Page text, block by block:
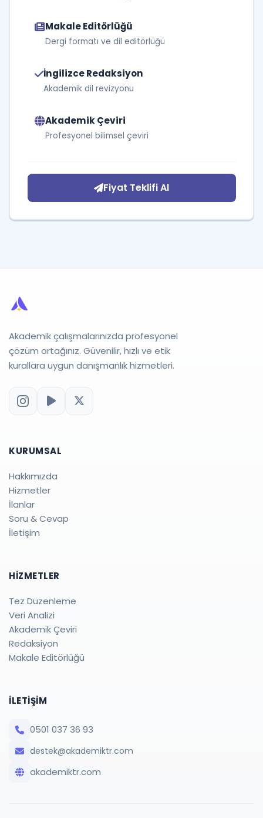
Makale Editörlüğü
Dergi formatı ve dil editörlüğü
İngilizce Redaksiyon
Akademik dil revizyonu
Akademik Çeviri
Profesyonel bilimsel çeviri
Fiyat Teklifi Al
Akademik çalışmalarınızda profesyonel
çözüm ortağınız. Güvenilir, hızlı ve etik
kurallara uygun danışmanlık hizmetleri.
KURUMSAL
Hakkımızda
Hizmetler
İlanlar
Soru & Cevap
İletişim
HIZMETLER
Tez Düzenleme
Veri Analizi
Akademik Çeviri
Redaksiyon
Makale Editörlüğü
İLETIŞIM
0501 037 36 93
destek@akademiktr.com
akademiktr.com